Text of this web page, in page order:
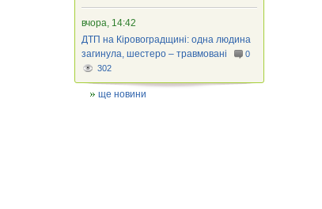
вчора, 14:42
ДТП на Кіровоградщині: одна людина
загинула, шестеро – травмовані
0
302
ще новини